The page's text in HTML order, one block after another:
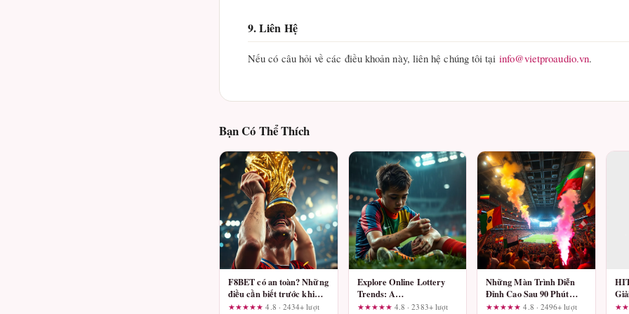
9. Liên Hệ
Nếu có câu hỏi về các điều khoản này, liên hệ chúng tôi tại info@vietproaudio.vn.
Bạn Có Thể Thích
F8BET có an toàn? Những
điều cần biết trước khi
cung cấp dữ liệu cá nhân
★★★★★4.8 · 2434+ lượt
Explore Online Lottery
Trends: A
Straightforward UX
★★★★★ 4.8 · 2383+ lượt
Những Màn Trình Diễn
Đỉnh Cao Sau 90 Phút
Chung Kết World Cup
★★★★★4.8 · 2496+ lượt